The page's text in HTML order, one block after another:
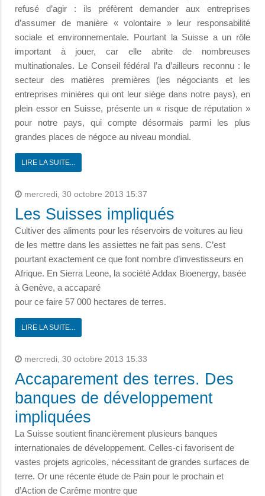
refusé d’agir : ils préfèrent demander aux entreprises
d’assumer de manière « volontaire » leur responsabilité
sociale et environnementale. Pourtant la Suisse a un rôle
important à jouer, car elle abrite de nombreuses
multinationales. Le Conseil fédéral l’a d’ailleurs reconnu : le
secteur des matières premières (les négociants et les
entreprises minières qui ont leur siège dans notre pays), en
plein essor en Suisse, présente un « risque de réputation »
pour notre pays, qui compte désormais parmi les plus
grandes places de négoce au niveau mondial.
LIRE LA SUITE...
mercredi, 30 octobre 2013 15:37
Les Suisses impliqués
Cultiver des aliments pour les réservoirs de voitures au lieu
de les mettre dans les assiettes ne fait pas sens. C’est
pourtant exactement ce que font nombre d’investisseurs en
Afrique. En Sierra Leone, la société Addax Bioenergy, basée
à Genève, a accaparé
pour ce faire 57 000 hectares de terres.
LIRE LA SUITE...
mercredi, 30 octobre 2013 15:33
Accaparement des terres. Des
banques de développement
impliquées
La Suisse soutient financièrement plusieurs banques
internationales de développement. Celles-ci favorisent de
vastes projets agricoles, nécessitant de grandes surfaces de
terre. Or une récente étude de Pain pour le prochain et
d’Action de Carême montre que